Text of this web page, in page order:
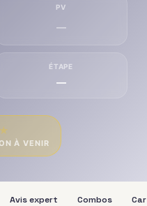
PV
—
ÉTAPE
—
★
À VENIR
Avis expert Combos